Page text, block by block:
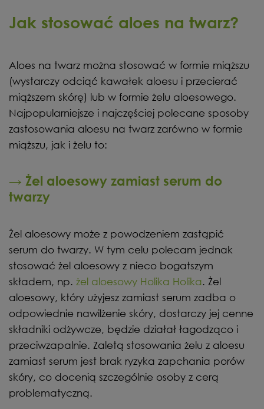
Jak stosować aloes na twarz?
Aloes na twarz można stosować w formie miąższu
(wystarczy odciąć kawałek aloesu i przecierać
miąższem skórę) lub w formie żelu aloesowego.
Najpopularniejsze i najczęściej polecane sposoby
zastosowania aloesu na twarz zarówno w formie
miąższu, jak i żelu to:
→ Żel aloesowy zamiast serum do
twarzy
Żel aloesowy może z powodzeniem zastąpić
serum do twarzy. W tym celu polecam jednak
stosować żel aloesowy z nieco bogatszym
składem, np. żel aloesowy Holika Holika. Żel
aloesowy, który użyjesz zamiast serum zadba o
odpowiednie nawilżenie skóry, dostarczy jej cenne
składniki odżywcze, będzie działał łagodząco i
przeciwzapalnie. Zaletą stosowania żelu z aloesu
zamiast serum jest brak ryzyka zapchania porów
skóry, co docenią szczególnie osoby z cerą
problematyczną.